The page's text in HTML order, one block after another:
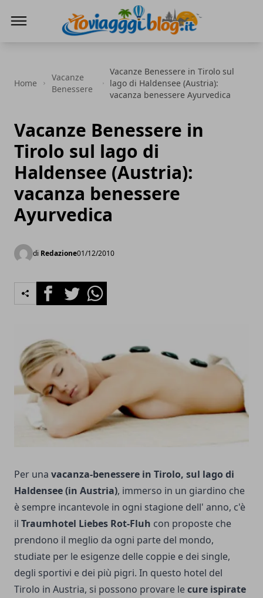
Home
Vacanze
Benessere
Vacanze Benessere in Tirolo sul
lago di Haldensee (Austria):
vacanza benessere Ayurvedica
Vacanze Benessere in
Tirolo sul lago di
Haldensee (Austria):
vacanza benessere
Ayurvedica
di Redazione01/12/2010
FacebookTwitterWhatsapp
Per una vacanza-benessere in Tirolo, sul lago di
Haldensee (in Austria), immerso in un giardino che
è sempre incantevole in ogni stagione dell' anno, c'è
il Traumhotel Liebes Rot-Fluh con proposte che
prendono il meglio da ogni parte del mondo,
studiate per le esigenze delle coppie e dei single,
degli sportivi e dei più pigri. In questo hotel del
Tirolo in Austria, si possono provare lecure ispirate